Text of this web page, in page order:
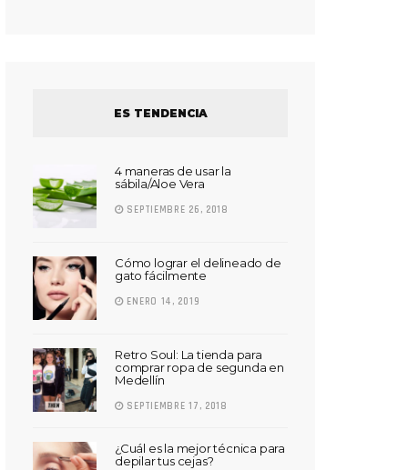
ES TENDENCIA
4 maneras de usar la
sábila/Aloe Vera
SEPTIEMBRE 26, 2018
Cómo lograr el delineado de
gato fácilmente
ENERO 14, 2019
Retro Soul: La tienda para
comprar ropa de segunda en
Medellín
SEPTIEMBRE 17, 2018
¿Cuál es la mejor técnica para
depilar tus cejas?